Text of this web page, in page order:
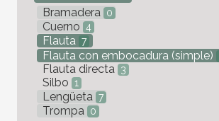
Bramadera 0
Cuerno 4
Flauta 7
Flauta con embocadura (simple)
Flauta directa 3
Silbo 1
Lengüeta 7
Trompa 0